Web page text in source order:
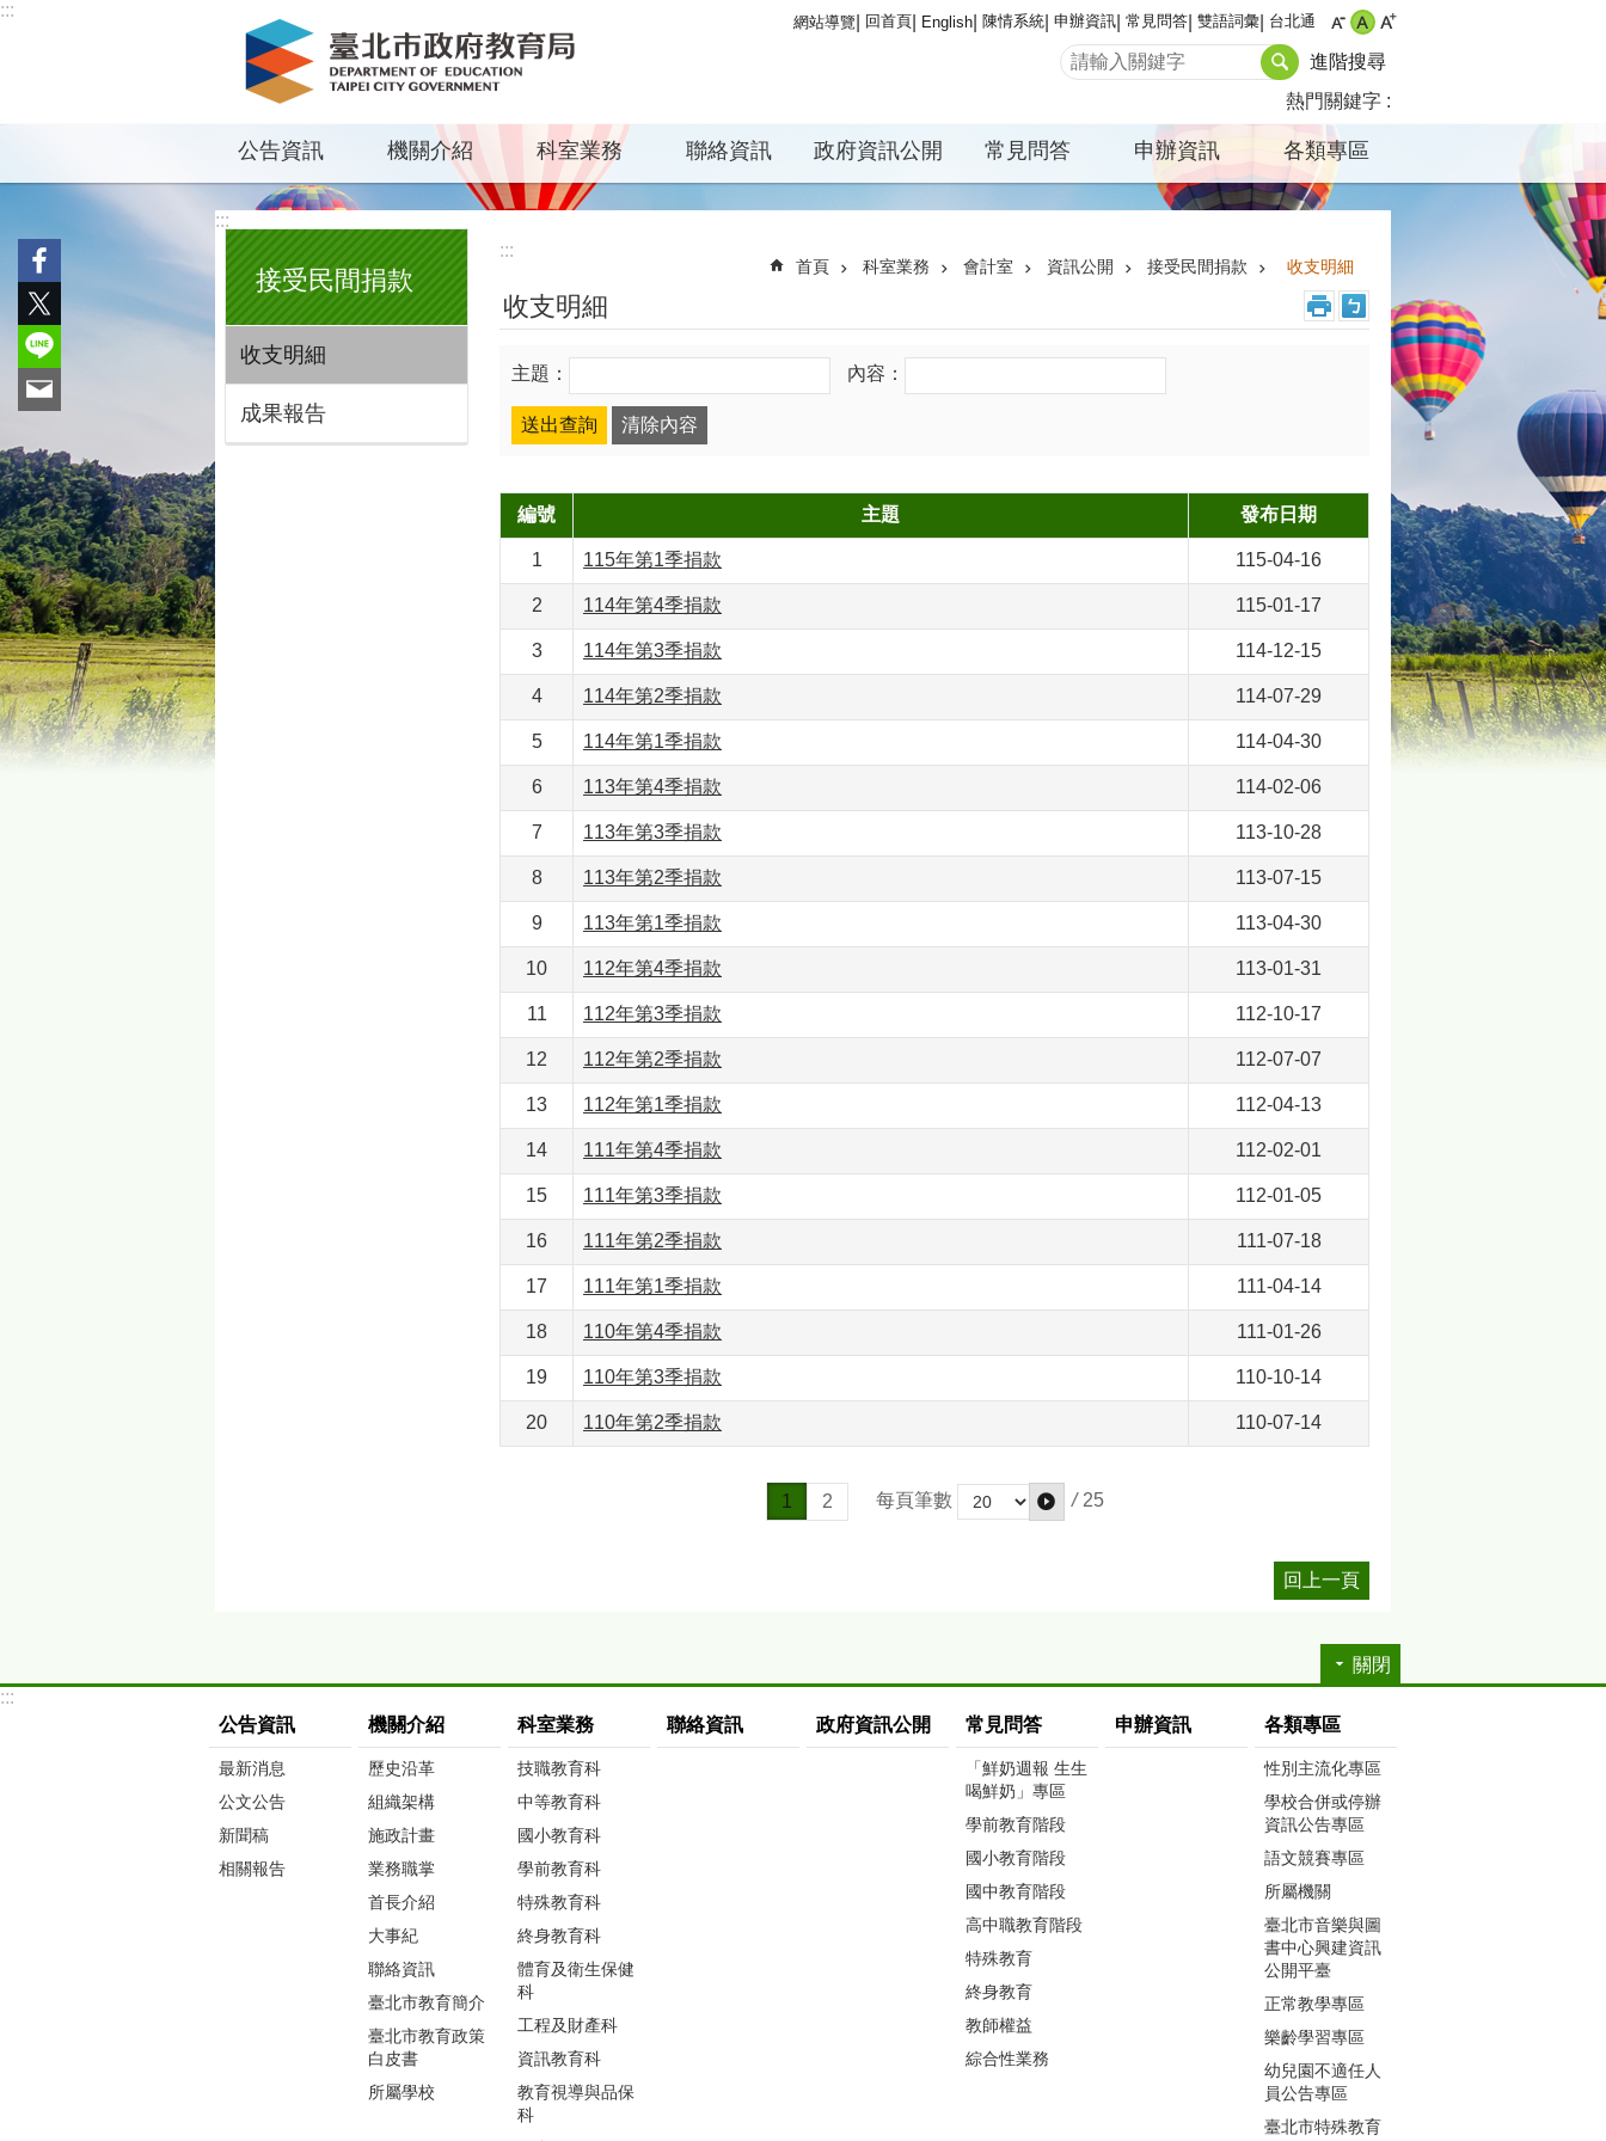
跳到主要內容區塊
:::
網站導覽 回首頁 English 陳情系統 申辦資訊 常見問答 雙語詞彙 台北通
進階搜尋
熱門關鍵字
公告資訊 機關介紹 科室業務 聯絡資訊 政府資訊公開 常見問答 申辦資訊 各類專區
:::
接受民間捐款
收支明細
成果報告
:::
首頁 科室業務 會計室 資訊公開 接受民間捐款 收支明細
收支明細
主題： 內容：
編號 主題 發布日期
1 115年第1季捐款 115-04-16
2 114年第4季捐款 115-01-17
3 114年第3季捐款 114-12-15
4 114年第2季捐款 114-07-29
5 114年第1季捐款 114-04-30
6 113年第4季捐款 114-02-06
7 113年第3季捐款 113-10-28
8 113年第2季捐款 113-07-15
9 113年第1季捐款 113-04-30
10 112年第4季捐款 113-01-31
11 112年第3季捐款 112-10-17
12 112年第2季捐款 112-07-07
13 112年第1季捐款 112-04-13
14 111年第4季捐款 112-02-01
15 111年第3季捐款 112-01-05
16 111年第2季捐款 111-07-18
17 111年第1季捐款 111-04-14
18 110年第4季捐款 111-01-26
19 110年第3季捐款 110-10-14
20 110年第2季捐款 110-07-14
1 2 每頁筆數 / 25
回上一頁
關閉
:::
公告資訊
最新消息
公文公告
新聞稿
相關報告
機關介紹
歷史沿革
組織架構
施政計畫
業務職掌
首長介紹
大事紀
聯絡資訊
臺北市教育簡介
臺北市教育政策
白皮書
所屬學校
科室業務
技職教育科
中等教育科
國小教育科
學前教育科
特殊教育科
終身教育科
體育及衛生保健
科
工程及財產科
資訊教育科
教育視導與品保
科
聯絡資訊 政府資訊公開 常見問答
「鮮奶週報 生生
喝鮮奶」專區
學前教育階段
國小教育階段
國中教育階段
高中職教育階段
特殊教育
終身教育
教師權益
綜合性業務
申辦資訊 各類專區
性別主流化專區
學校合併或停辦
資訊公告專區
語文競賽專區
所屬機關
臺北市音樂與圖
書中心興建資訊
公開平臺
正常教學專區
樂齡學習專區
幼兒園不適任人
員公告專區
臺北市特殊教育